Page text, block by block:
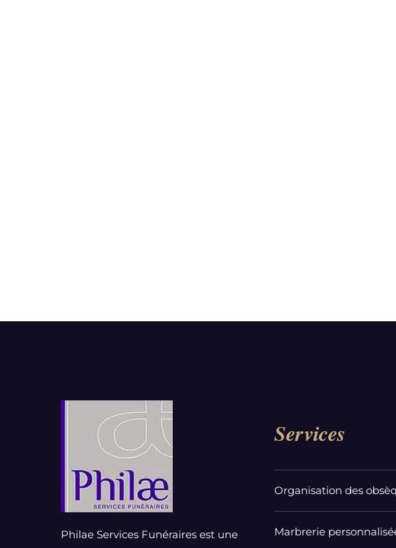
Philae Services Funéraires est une
Services
Organisation des
Marbrerie